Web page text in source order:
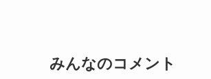
みんなのコメント